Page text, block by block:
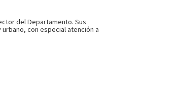
del Departamento. Sus
con especial atención a